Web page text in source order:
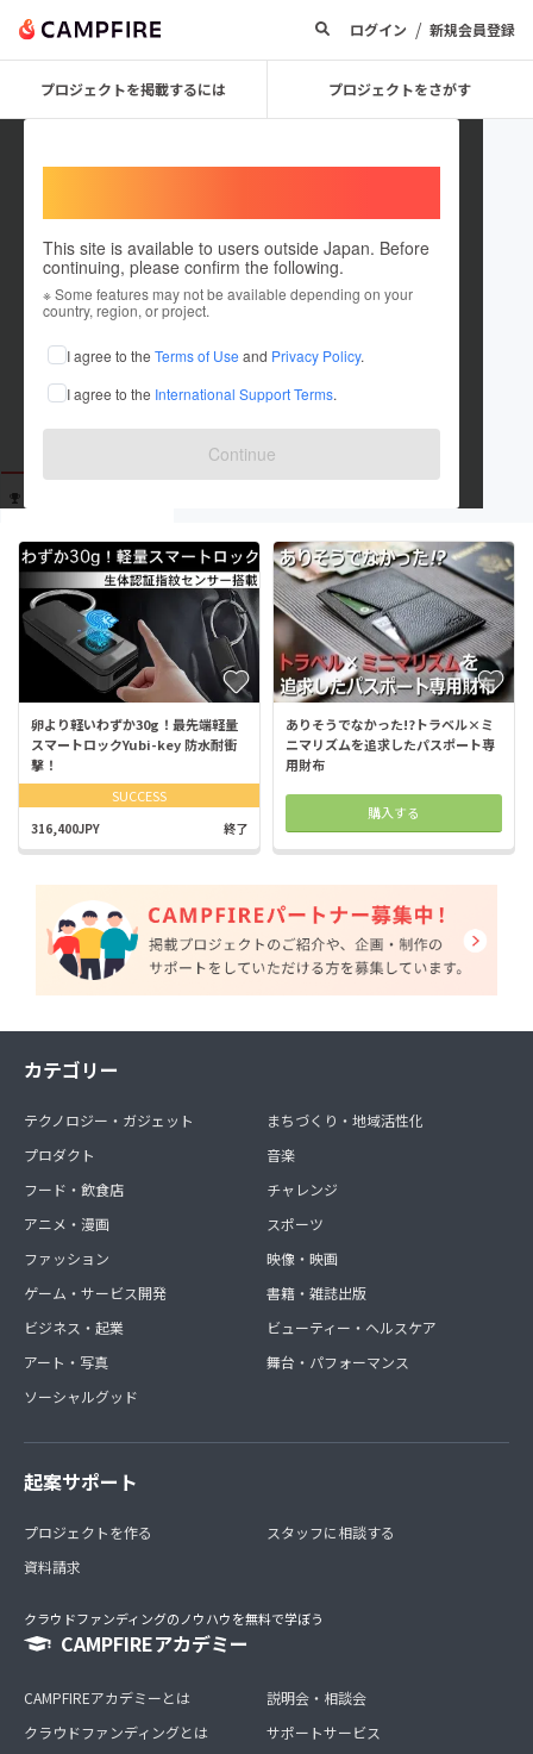
ログイン / 新規会員登録
プロジェクトを掲載するには プロジェクトをさがす
This site is available to users outside Japan. Before
continuing, please confirm the following.
※ Some features may not be available depending on your
country, region, or project.
I agree to the Terms of Use and Privacy Policy.
I agree to the International Support Terms.
Continue
hawki
出身国：未設定
卵より軽いわずか30g！最先端軽量
スマートロックYubi-key 防水耐衝
撃！
SUCCESS
316,400JPY 終了
ありそうでなかった!?トラベル×ミ
ニマリズムを追求したパスポート専
用財布
購入する
カテゴリー
テクノロジー・ガジェット
プロダクト
フード・飲食店
アニメ・漫画
ファッション
ゲーム・サービス開発
ビジネス・起業
アート・写真
ソーシャルグッド
まちづくり・地域活性化
音楽
チャレンジ
スポーツ
映像・映画
書籍・雑誌出版
ビューティー・ヘルスケア
舞台・パフォーマンス
起案サポート
プロジェクトを作る
資料請求
スタッフに相談する
クラウドファンディングのノウハウを無料で学ぼう
CAMPFIREアカデミー
CAMPFIREアカデミーとは
クラウドファンディングとは
説明会・相談会
サポートサービス